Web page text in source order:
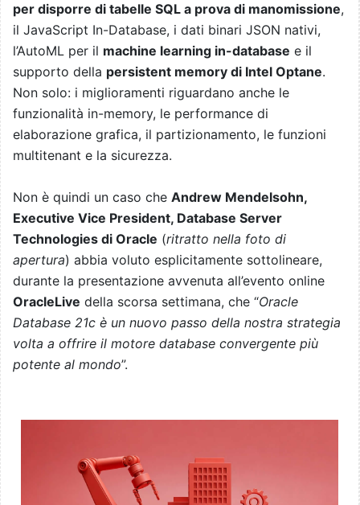
per disporre di tabelle SQL a prova di manomissione,
il JavaScript In-Database, i dati binari JSON nativi,
l’AutoML per il machine learning in-database e il
supporto della persistent memory di Intel Optane.
Non solo: i miglioramenti riguardano anche le
funzionalità in-memory, le performance di
elaborazione grafica, il partizionamento, le funzioni
multitenant e la sicurezza.
Non è quindi un caso che Andrew Mendelsohn,
Executive Vice President, Database Server
Technologies di Oracle (ritratto nella foto di
apertura) abbia voluto esplicitamente sottolineare,
durante la presentazione avvenuta all’evento online
OracleLive della scorsa settimana, che “Oracle
Database 21c è un nuovo passo della nostra strategia
volta a offrire il motore database convergente più
potente al mondo”.